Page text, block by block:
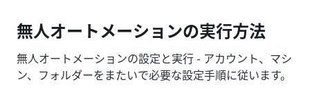
無人オートメーションの実行方法
無人オートメーションの設定と実行 - アカウント、マシ
ン、フォルダーをまたいで必要な設定手順に従います。